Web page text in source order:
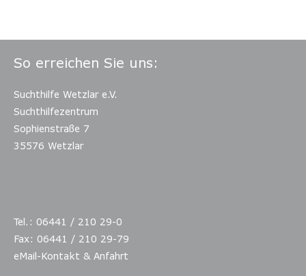
So erreichen Sie uns:
Suchthilfe Wetzlar e.V.
Suchthilfezentrum
Sophienstraße 7
35576 Wetzlar
Tel.: 06441 / 210 29-0
Fax: 06441 / 210 29-79
eMail-Kontakt & Anfahrt